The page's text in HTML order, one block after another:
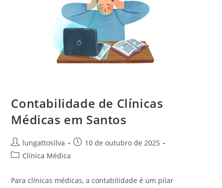
Contabilidade de Clínicas
Médicas em Santos
lungattosilva
10 de outubro de 2025
Clínica Médica
Para clínicas médicas, a contabilidade é um pilar